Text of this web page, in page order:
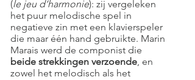
(le jeu d‘harmonie): zij vergeleken
het puur melodische spel in
negatieve zin met een klavierspeler
die maar één hand gebruikte. Marin
Marais werd de componist die
beide strekkingen verzoende, en
zowel het melodisch als het